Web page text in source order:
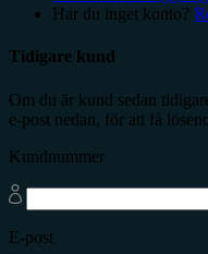
Har du inget konto?
Tidigare kund
Om du är kund sedan
e-post nedan, för att få
Kundnummer
E-post